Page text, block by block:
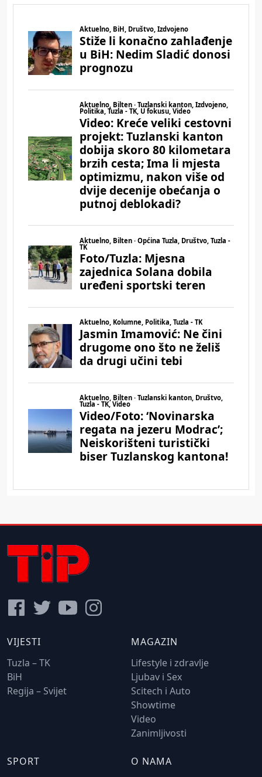
VIJESTI
Tuzla – TK
BiH
Regija – Svijet
MAGAZIN
Lifestyle i zdravlje
Ljubav i Sex
Scitech i Auto
Showtime
Video
Zanimljivosti
SPORT
O NAMA